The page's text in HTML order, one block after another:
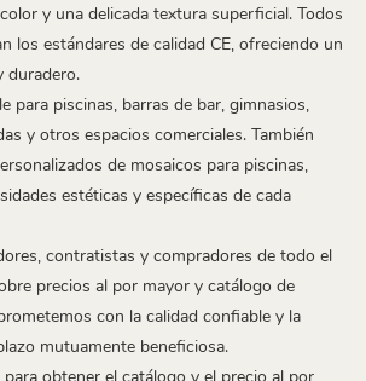
y una delicada textura superficial. Todos
los estándares de calidad CE, ofreciendo un
duradero.
para piscinas, barras de bar, gimnasios,
y otros espacios comerciales. También
de mosaicos para piscinas,
estéticas y específicas de cada
contratistas y compradores de todo el
precios al por mayor y catálogo de
con la calidad confiable y la
mutuamente beneficiosa.